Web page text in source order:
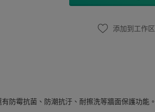
添加到工作区
防霉抗菌、防潮抗汙、耐擦洗等牆面保護功能。